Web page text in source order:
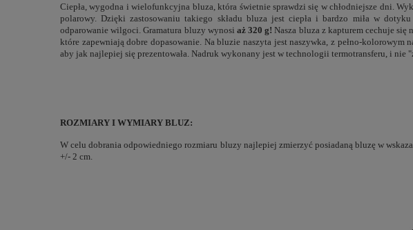
Ciepła, wygodna i wielofunkcyjna bluza, która świetnie sprawdzi się w chłodniejsze dni.
polarowy. Dzięki zastosowaniu takiego składu bluza jest ciepła i bardzo miła w
odparowanie wilgoci. Gramatura bluzy wynosi aż 320 g!Nasza bluza z kapturem cechuje
które zapewniają dobre dopasowanie. Na bluzie naszyta jest naszywka, z pełno-
aby jak najlepiej się prezentowała. Nadruk wykonany jest w technologii termotransferu, i nie
ROZMIARY I WYMIARY BLUZ:
W celu dobrania odpowiedniego rozmiaru bluzy najlepiej zmierzyć posiadaną bluzę w
+/- 2 cm.